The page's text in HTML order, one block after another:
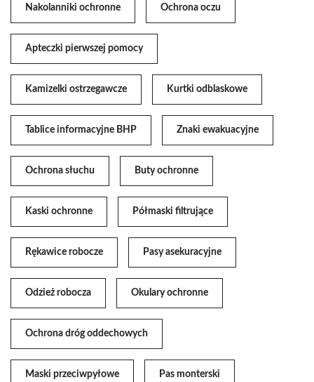
Nakolanniki ochronne Ochrona oczu
Apteczki pierwszej pomocy
Kamizelki ostrzegawcze Kurtki odblaskowe
Tablice informacyjne BHP Znaki ewakuacyjne
Ochrona słuchu Buty ochronne
Kaski ochronne Półmaski filtrujące
Rękawice robocze Pasy asekuracyjne
Odzież robocza Okulary ochronne
Ochrona dróg oddechowych
Maski przeciwpyłowe Pas monterski